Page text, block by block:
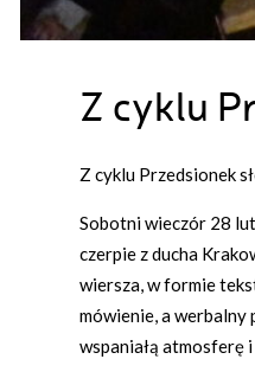
Z cyklu
Z cyklu Przedsionek
Sobotni wieczór 28
czerpie z ducha
wiersza, w formie
mówienie, a werbalny
wspaniałą atmosferę